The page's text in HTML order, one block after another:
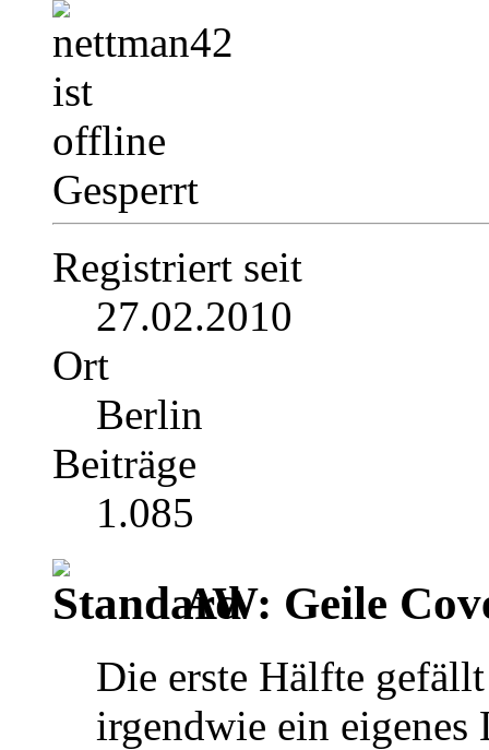
Gesperrt
Registriert seit
27.02.2010
Ort
Berlin
Beiträge
1.085
AW: Geile
Die erste Hälfte
irgendwie ein